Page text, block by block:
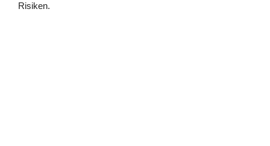
Risiken.